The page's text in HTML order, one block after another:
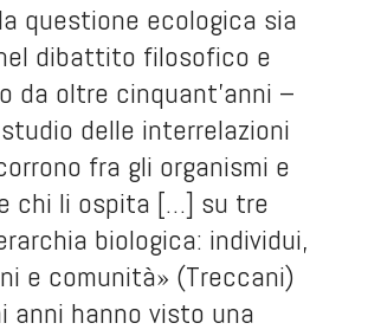
questione ecologica sia
dibattito filosofico e
da oltre cinquant’anni –
delle interrelazioni
fra gli organismi e
chi li ospita […] su tre
biologica: individui,
e comunità» (Treccani)
anni hanno visto una